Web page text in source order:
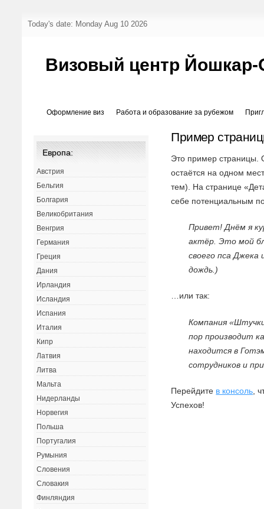
Today's date: Monday Aug 10 2026
Визовый центр
Оформление виз Работа и образование за рубежом
Пример
Это пример страницы.
остаётся на одном
тем). На странице
себе потенциальным
Привет! Днём я
актёр. Это мой
своего пса Джека
дождь.)
…или так:
Компания
пор производит
находится в
сотрудников и
Перейдите в консоль ,
Успехов!
Европа:
Австрия
Бельгия
Болгария
Великобритания
Венгрия
Германия
Греция
Дания
Ирландия
Исландия
Испания
Италия
Кипр
Латвия
Литва
Мальта
Нидерланды
Норвегия
Польша
Португалия
Румыния
Словения
Словакия
Финляндия